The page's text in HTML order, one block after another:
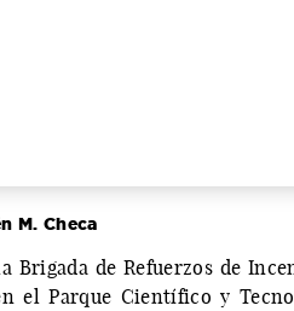
M. Checa
Brigada de Refuerzos de
el Parque Científico y